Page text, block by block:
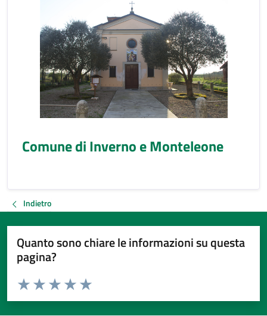
Comune di Inverno e Monteleone
Indietro
Quanto sono chiare le informazioni su questa
pagina?
Valuta da 1 a 5 stelle la pagina
Valuta 5 stelle su 5
Valuta 4 stelle su 5
Valuta 3 stelle su 5
Valuta 2 stelle su 5
Valuta 1 stelle su 5